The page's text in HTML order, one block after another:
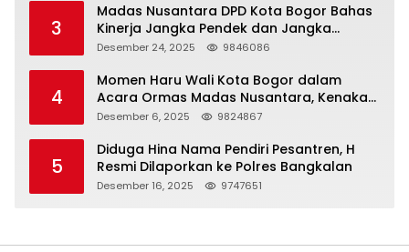
3
Madas Nusantara DPD Kota Bogor Bahas
Kinerja Jangka Pendek dan Jangka
Panjang
Desember 24, 2025 9846086
4
Momen Haru Wali Kota Bogor dalam
Acara Ormas Madas Nusantara, Kenakan
Peci Hitam Tinggi sebagai Simbol
Desember 6, 2025 9824867
5
Diduga Hina Nama Pendiri Pesantren, H
Resmi Dilaporkan ke Polres Bangkalan
Desember 16, 2025 9747651